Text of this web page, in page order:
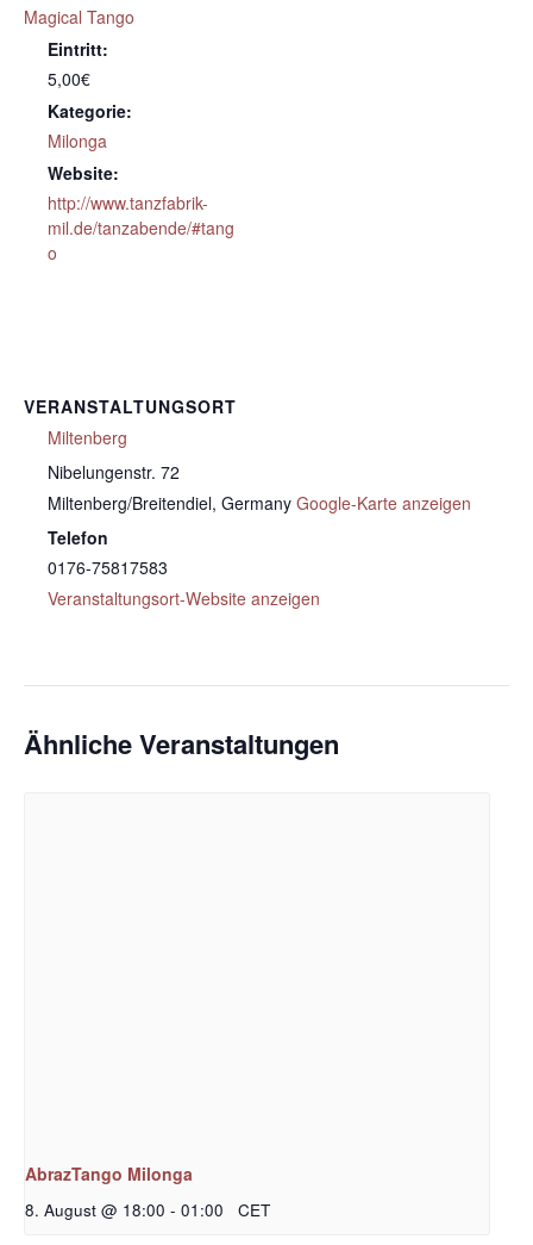
Magical Tango
Eintritt:
5,00€
Kategorie:
Milonga
Website:
http://www.tanzfabrik-
mil.de/tanzabende/#tang
o
VERANSTALTUNGSORT
Miltenberg
Nibelungenstr. 72
Miltenberg/Breitendiel, Germany Google-Karte anzeigen
Telefon
0176-75817583
Veranstaltungsort-Website anzeigen
Ähnliche Veranstaltungen
AbrazTango Milonga
8. August @ 18:00 - 01:00 CET